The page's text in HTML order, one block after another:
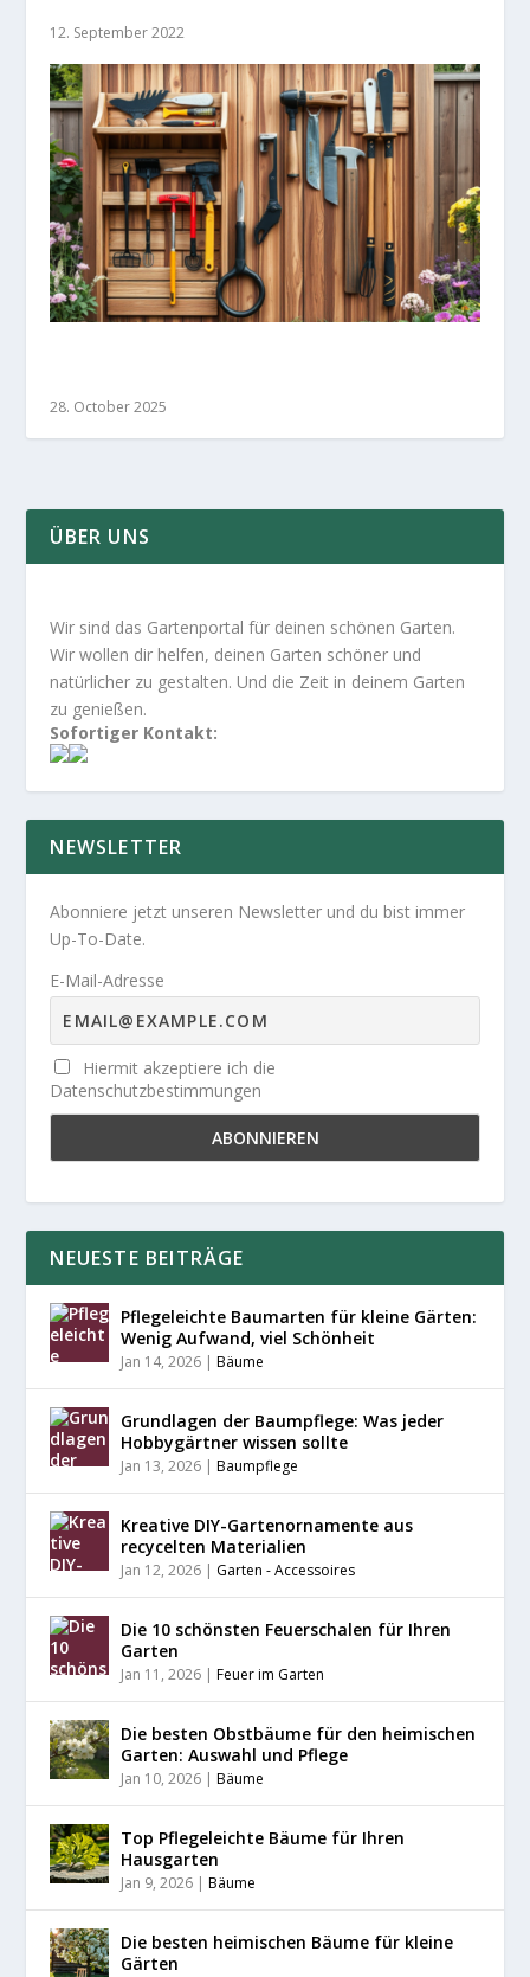
12. September 2022
28. October 2025
ÜBER UNS
Wir sind das Gartenportal für deinen schönen Garten.
Wir wollen dir helfen, deinen Garten schöner und
natürlicher zu gestalten. Und die Zeit in deinem Garten
zu genießen.
Sofortiger Kontakt:
NEWSLETTER
Abonniere jetzt unseren Newsletter und du bist immer
Up-To-Date.
E-Mail-Adresse
Hiermit akzeptiere ich die
Datenschutzbestimmungen
NEUESTE BEITRÄGE
Pflegeleichte Baumarten für kleine Gärten:
Wenig Aufwand, viel Schönheit
Jan 14, 2026 |Bäume
Grundlagen der Baumpflege: Was jeder
Hobbygärtner wissen sollte
Jan 13, 2026 |Baumpflege
Kreative DIY-Gartenornamente aus
recycelten Materialien
Jan 12, 2026 | Garten - Accessoires
Die 10 schönsten Feuerschalen für Ihren
Garten
Jan 11, 2026 |Feuer im Garten
Die besten Obstbäume für den heimischen
Garten: Auswahl und Pflege
Jan 10, 2026 |Bäume
Top Pflegeleichte Bäume für Ihren
Hausgarten
Jan 9, 2026 |Bäume
Die besten heimischen Bäume für kleine
Gärten